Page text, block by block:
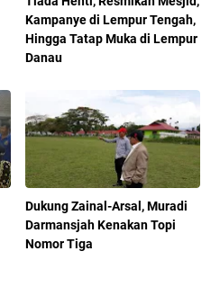
Kampanye di Lempur Tengah,
Hingga Tatap Muka di Lempur
Danau
Dukung Zainal-Arsal, Muradi
Darmansjah Kenakan Topi
Nomor Tiga